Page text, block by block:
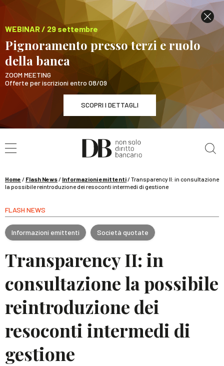
WEBINAR / 29 settembre
Pignoramento presso terzi e ruolo
della banca
ZOOM MEETING
Offerte per iscrizioni entro 08/09
SCOPRI I DETTAGLI
WEBINAR / 29 settembre
Pignoramento presso terzi e ruolo della banca
Home / Flash News/ Informazioni emittenti/Transparency II: in consultazione
la possibile reintroduzione dei resoconti intermedi di gestione
FLASH NEWS
Informazioni emittenti Società quotate
Transparency II: in
consultazione la possibile
reintroduzione dei
resoconti intermedi di
gestione